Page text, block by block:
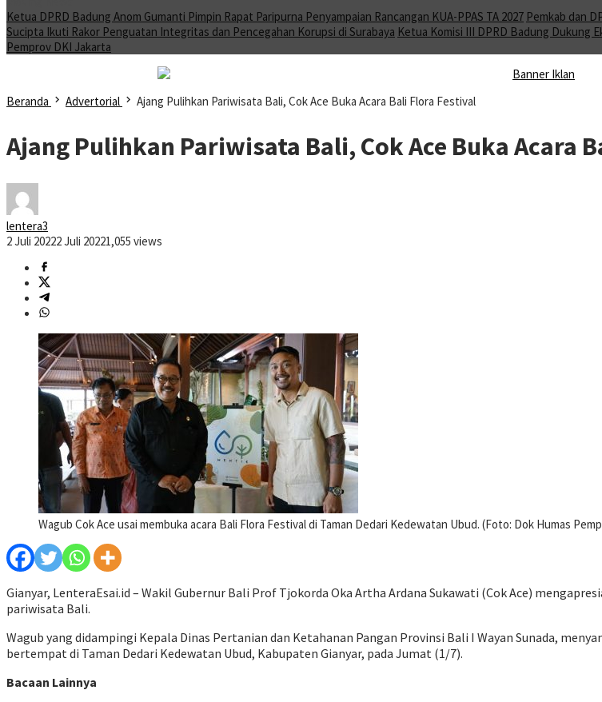
Ketua DPRD Badung Anom Gumanti Pimpin Rapat Paripurna Penyampaian Rancangan KUA-PPAS TA 2027 Pemkab dan
Sucipta Ikuti Rakor Penguatan Integritas dan Pencegahan Korupsi di Surabaya Ketua Komisi III DPRD Badung Dukung
Pemprov DKI Jakarta
Beranda Advertorial Ajang Pulihkan Pariwisata Bali, Cok Ace Buka Acara Bali Flora Festival
Ajang Pulihkan Pariwisata Bali, Cok Ace Buka Acara
lentera3
2 Juli 20222 Juli 20221,055 views
Wagub Cok Ace usai membuka acara Bali Flora Festival di Taman Dedari Kedewatan Ubud. (Foto: Dok Humas
Gianyar, LenteraEsai.id – Wakil Gubernur Bali Prof Tjokorda Oka Artha Ardana Sukawati (Cok Ace)
pariwisata Bali.
Wagub yang didampingi Kepala Dinas Pertanian dan Ketahanan Pangan Provinsi Bali I Wayan Sunada,
bertempat di Taman Dedari Kedewatan Ubud, Kabupaten Gianyar, pada Jumat (1/7).
Bacaan Lainnya